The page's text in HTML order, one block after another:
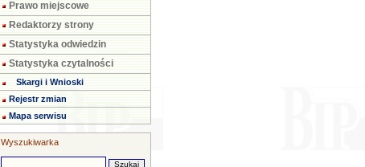
Prawo miejscowe
Redaktorzy strony
Statystyka odwiedzin
Statystyka czytalności
Skargi i Wnioski
Rejestr zmian
Mapa serwisu
Wyszukiwarka